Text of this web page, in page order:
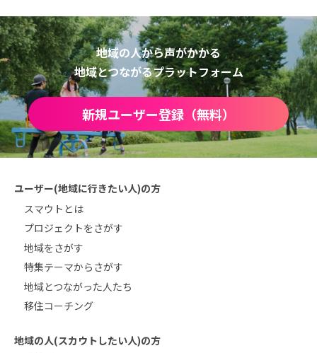
地域の人から声がかかる
地域とつながるプラットフォーム
新規ユーザー登録（無料）
ユーザー(地域に行きたい人)の方
スマウトとは
プロジェクトをさがす
地域をさがす
特集テーマからさがす
地域とつながった人たち
移住コーチング
地域の人(スカウトしたい人)の方